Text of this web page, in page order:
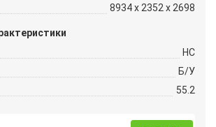
8934 x 2352 x 2698
HC
Б/У
55.2